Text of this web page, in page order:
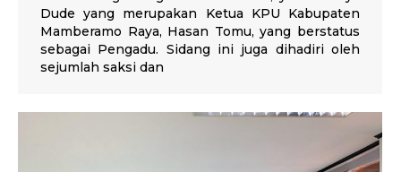
Dude yang merupakan Ketua KPU Kabupaten
Mamberamo Raya, Hasan Tomu, yang berstatus
sebagai Pengadu. Sidang ini juga dihadiri oleh
sejumlah saksi dan